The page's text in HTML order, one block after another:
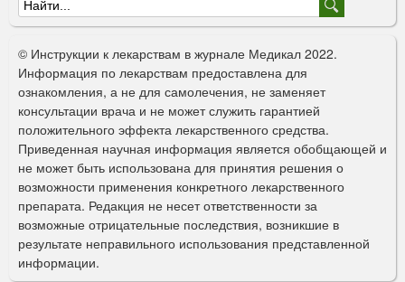
Ф
о
р
м
а
п
о
и
с
к
© Инструкции к лекарствам в журнале Медикал 2022.
Информация по лекарствам предоставлена для
ознакомления, а не для самолечения, не заменяет
консультации врача и не может служить гарантией
положительного эффекта лекарственного средства.
Приведенная научная информация является обобщающей и
не может быть использована для принятия решения о
возможности применения конкретного лекарственного
препарата. Редакция не несет ответственности за
возможные отрицательные последствия, возникшие в
результате неправильного использования представленной
информации.